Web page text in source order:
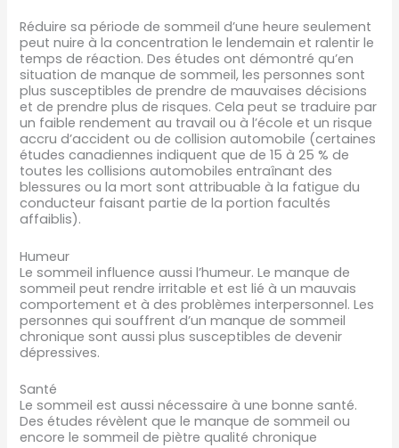
Réduire sa période de sommeil d’une heure seulement
peut nuire à la concentration le lendemain et ralentir le
temps de réaction. Des études ont démontré qu’en
situation de manque de sommeil, les personnes sont
plus susceptibles de prendre de mauvaises décisions
et de prendre plus de risques. Cela peut se traduire par
un faible rendement au travail ou à l’école et un risque
accru d’accident ou de collision automobile (certaines
études canadiennes indiquent que de 15 à 25 % de
toutes les collisions automobiles entraînant des
blessures ou la mort sont attribuable à la fatigue du
conducteur faisant partie de la portion facultés
affaiblis).
Humeur
Le sommeil influence aussi l’humeur. Le manque de
sommeil peut rendre irritable et est lié à un mauvais
comportement et à des problèmes interpersonnel. Les
personnes qui souffrent d’un manque de sommeil
chronique sont aussi plus susceptibles de devenir
dépressives.
Santé
Le sommeil est aussi nécessaire à une bonne santé.
Des études révèlent que le manque de sommeil ou
encore le sommeil de piètre qualité chronique